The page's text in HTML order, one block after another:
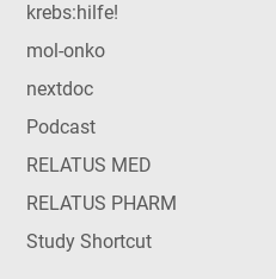
krebs:hilfe!
mol-onko
nextdoc
Podcast
RELATUS MED
RELATUS PHARM
Study Shortcut